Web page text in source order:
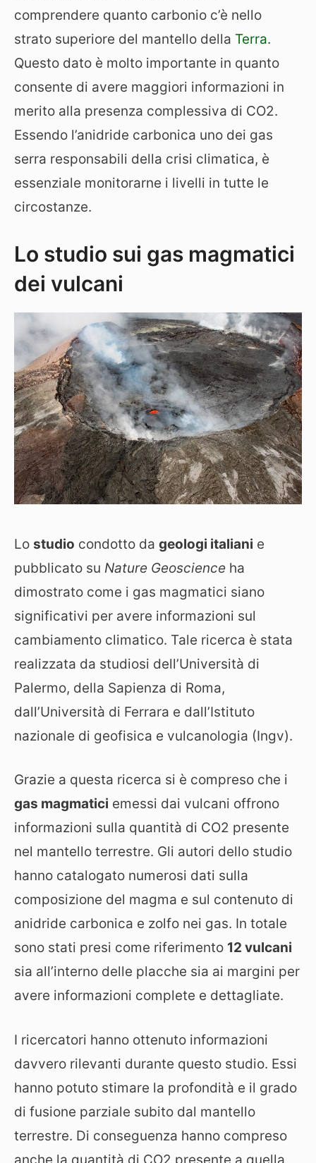
comprendere quanto carbonio c’è nello
strato superiore del mantello della Terra.
Questo dato è molto importante in quanto
consente di avere maggiori informazioni in
merito alla presenza complessiva di CO2.
Essendo l’anidride carbonica uno dei gas
serra responsabili della crisi climatica, è
essenziale monitorarne i livelli in tutte le
circostanze.
Lo studio sui gas magmatici
dei vulcani
Lo studio condotto da geologi italiani e
pubblicato su Nature Geoscience ha
dimostrato come i gas magmatici siano
significativi per avere informazioni sul
cambiamento climatico. Tale ricerca è stata
realizzata da studiosi dell’Università di
Palermo, della Sapienza di Roma,
dall’Università di Ferrara e dall’Istituto
nazionale di geofisica e vulcanologia (Ingv).
Grazie a questa ricerca si è compreso che i
gas magmatici emessi dai vulcani offrono
informazioni sulla quantità di CO2 presente
nel mantello terrestre. Gli autori dello studio
hanno catalogato numerosi dati sulla
composizione del magma e sul contenuto di
anidride carbonica e zolfo nei gas. In totale
sono stati presi come riferimento 12 vulcani
sia all’interno delle placche sia ai margini per
avere informazioni complete e dettagliate.
I ricercatori hanno ottenuto informazioni
davvero rilevanti durante questo studio. Essi
hanno potuto stimare la profondità e il grado
di fusione parziale subito dal mantello
terrestre. Di conseguenza hanno compreso